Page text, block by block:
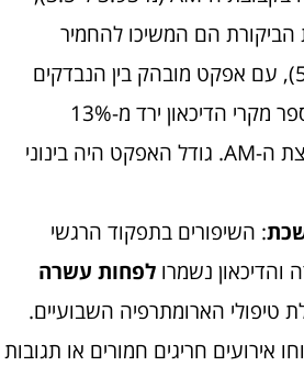
הם המשיכו להחמיר
4.63 ל-5.14), עם אפקט מובהק בין הנבדקים
(p=0.003). מספר מקרי הדיכאון ירד מ-13%
ל-10.9% בקבוצת ה-AM. גודל האפקט היה בינוני
: השיפורים בתפקוד הרגשי
נשמרולפחות עשרה
הארומתרפיה השבועיים.
אירועים חריגים חמורים או תגובות